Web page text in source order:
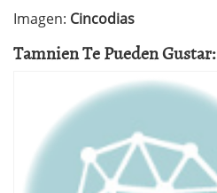
Imagen: Cincodias
Tamnien Te Pueden Gustar: